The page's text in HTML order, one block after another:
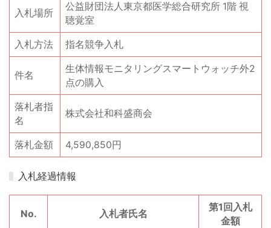
入札場所
公益財団法人東京都医学総合研究所 1階 視
聴覚室
入札方法 指名競争入札
件名
生体情報モニタリングスマートウォッチ外2
点の購入
落札者指
名
株式会社和科盛商会
落札金額 4,590,850円
入札経過情報
No. 入札者氏名
第1回入札
金額